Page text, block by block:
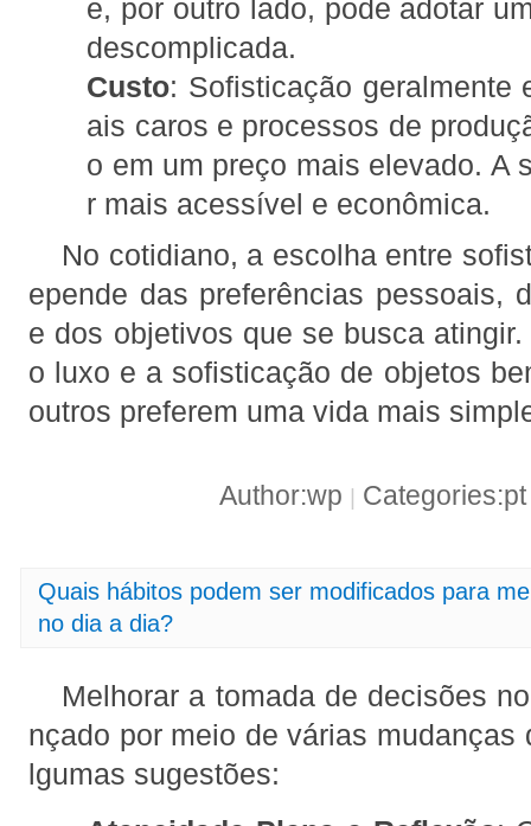
e, por outro lado, pode adotar
descomplicada.
Custo: Sofisticação geralmente
ais caros e processos de
o em um preço mais elevado. A
r mais acessível e econômica.
No cotidiano, a escolha entre
epende das preferências pessoais,
e dos objetivos que se busca
o luxo e a sofisticação de objetos
outros preferem uma vida mais
Author:wp |
Quais hábitos podem ser modificados para
no dia a dia?
Melhorar a tomada de decisões
nçado por meio de várias mudanças
lgumas sugestões: